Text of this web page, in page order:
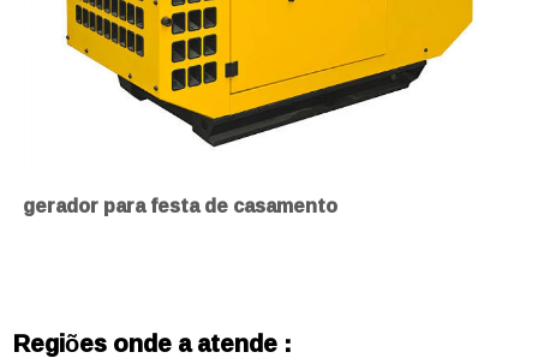
gerador para festa de casamento
Regiões onde a atende :